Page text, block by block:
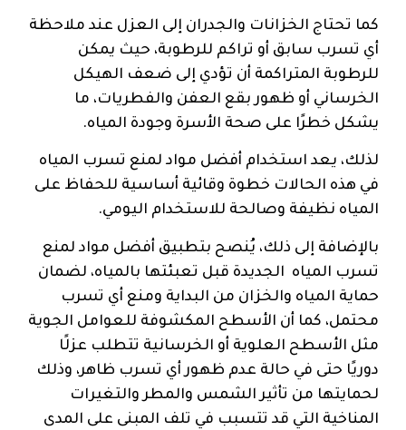
كما تحتاج الخزانات والجدران إلى العزل عند ملاحظة
أي تسرب سابق أو تراكم للرطوبة، حيث يمكن
للرطوبة المتراكمة أن تؤدي إلى ضعف الهيكل
الخرساني أو ظهور بقع العفن والفطريات، ما
يشكل خطرًا على صحة الأسرة وجودة المياه.
لذلك، يعد استخدام أفضل مواد لمنع تسرب المياه
في هذه الحالات خطوة وقائية أساسية للحفاظ على
المياه نظيفة وصالحة للاستخدام اليومي.
بالإضافة إلى ذلك، يُنصح بتطبيق أفضل مواد لمنع
تسرب المياه الجديدة قبل تعبئتها بالمياه، لضمان
حماية المياه والخزان من البداية ومنع أي تسرب
محتمل، كما أن الأسطح المكشوفة للعوامل الجوية
مثل الأسطح العلوية أو الخرسانية تتطلب عزلًا
دوريًا حتى في حالة عدم ظهور أي تسرب ظاهر، وذلك
لحمايتها من تأثير الشمس والمطر والتغيرات
المناخية التي قد تتسبب في تلف المبنى على المدى